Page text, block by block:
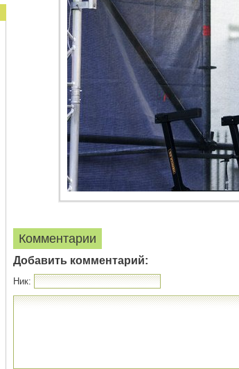
Комментарии
Добавить комментарий:
Ник: